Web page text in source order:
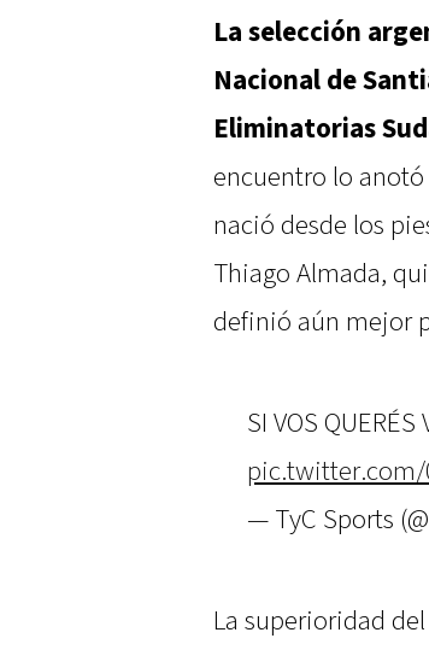
La selección
Nacional de
Eliminatorias
encuentro lo
nació desde los
Thiago Almada,
definió aún mejor
SI VOS
pic.twitter.com/
— TyC Sports
La superioridad